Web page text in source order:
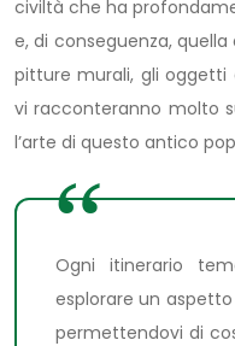
civiltà che ha
e, di conseguenza,
pitture murali, gli oggetti
vi racconteranno molto
l’arte di questo antico
Ogni itinerario
esplorare un
permettendovi di